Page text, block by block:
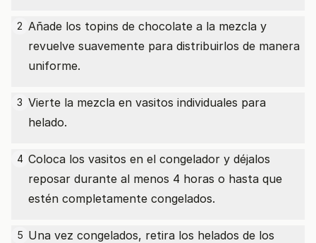
2 Añade los topins de chocolate a la mezcla y
revuelve suavemente para distribuirlos de manera
uniforme.
3 Vierte la mezcla en vasitos individuales para
helado.
4 Coloca los vasitos en el congelador y déjalos
reposar durante al menos 4 horas o hasta que
estén completamente congelados.
5 Una vez congelados, retira los helados de los